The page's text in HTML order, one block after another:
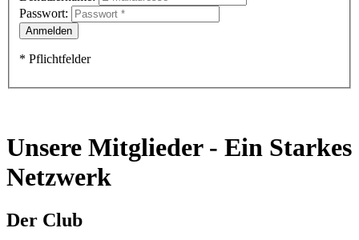
Passwort:
* Pflichtfelder
Unsere Mitglieder - Ein Starkes
Netzwerk
Der Club